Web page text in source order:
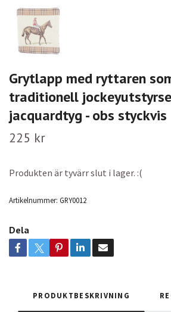
Grytlapp med ryttaren
traditionell
jacquardtyg - obs styckvis
225 kr
Produkten är tyvärr slut i lager. :(
Artikelnummer: GRY0012
Dela
PRODUKTBESKRIVNING